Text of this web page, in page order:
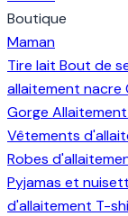
Boutique
Maman
Tire lait Bout de
allaitement nacre
Gorge Allaitement
Vêtements
Robes
Pyjamas et
d'allaitement T-